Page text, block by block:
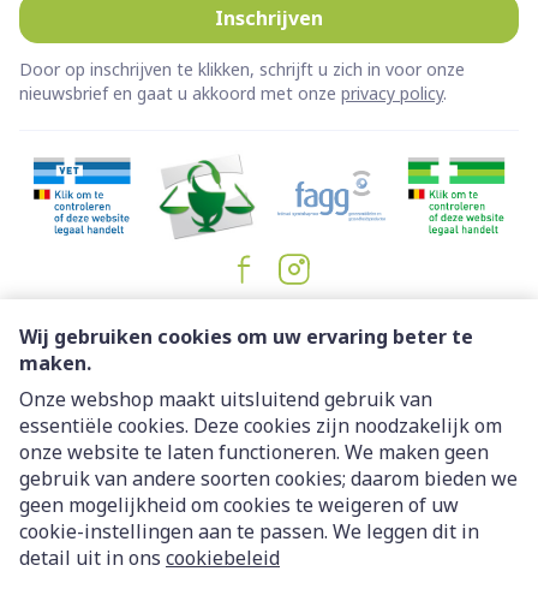
Wij gebruiken cookies om uw ervaring beter te
maken.
Onze webshop maakt uitsluitend gebruik van
essentiële cookies. Deze cookies zijn noodzakelijk om
onze website te laten functioneren. We maken geen
gebruik van andere soorten cookies; daarom bieden we
geen mogelijkheid om cookies te weigeren of uw
cookie-instellingen aan te passen. We leggen dit in
detail uit in ons cookiebeleid
Inschrijven
Door op inschrijven te klikken, schrijft u zich in voor onze
nieuwsbrief en gaat u akkoord met onze privacy policy.
Juridische links